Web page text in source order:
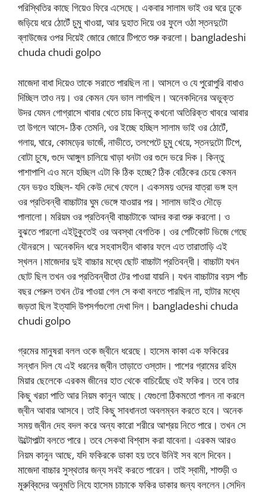
পরিস্থিতির কাছে গিয়েও ফিরে এসেছে। একবার সালাম ভাই ওর ঘরে ঢুকে
জড়িয়ে ধরে ঠোটেঁ চুমু খাওয়া, আর দুহাত দিয়ে ওর ফুলে ওঠা স্তনদুটো
ব্লাউজের ওপর দিয়েই জোরে জোরে টিপতে শুরু করলো। bangladeshi
chuda chudi golpo
মাজেদা বাধা দিয়েও তাকে সরাতে পারছিল না। আসলে ও যে পুরোপুরি বাধাও
দিচ্ছিল তাও নয়। ওর কেমন যেন ভাল লাগছিল। অনেকদিনের অভুক্ত
উদর যেমন গোগ্রাসে খাবার খেতে চায় কিন্তু কখনো অতিরিক্ত খাবরে আবার
তা উগলে আসে- ঠিক তেমনি, ওর ইচ্ছে হচ্ছিল সালাম ভাই ওর ঠোটেঁ,
গলায়, ঘারে, কোমড়ের ভাজেঁ, নাভীতে, তলপেটে চুমু খেয়ে, স্তনদুটো টিপে,
বোটা চুষে, গুদে আঙ্গুল চালিয়ে খাড়া ধনটা ওর গুদে ভরে দিক। কিন্তু
পাশাপাশি এও মনে হচ্ছিল এটা কি ঠিক হচ্ছে? ঠিক বেঠিকের চেয়ে কেমন
যেন ভয়ও হচ্ছিল- যদি কেউ দেখে ফেলে। একসময় ওদের যাত্রা ভঙ্গ হল
ওর প্রতিবন্ধী বাচ্চাটার ঘুম ভেঙ্গে যাওয়ার পর। সালাম ভাইও দৌড়ে
পালালো। মরিয়ম ওর প্রতিবন্ধী বাচ্চাটাকে আদর করা শুরু করলো। ও
বুঝতে পারলো এইটুকুতেই ওর অবস্থা বেগতিক। ওর পেটিকোট ভিজে গেছে
যৌনরসে। অনেকদিন ধরে সহবাসহীন থাকার ফলে এত তারাতাড়ি এই
স্খলন।মাজেদার দুই বাচ্চার মধ্যে ছোট বাচ্চাটা প্রতিবন্ধী। বাচ্চাটা যখন
ছোট ছিল তখন ওর প্রতিবন্ধীতা টের পাওয়া যায়নি। যখন বাচ্চাটার বয়স পাঁচ
বছর পেরুল তখন টের পাওয়া গেল সে কথা বলতে পারছিল না, হাটার মধ্যে
জড়তা ছিল ইত্যাদি উপসর্গগুলো দেখা দিল। bangladeshi chuda
chudi golpo
গ্রমের মানুষরা বলল ওকে জ্বীনে ধরেছে। হাসেম কাকা এক ফকিরের
সন্ধান দিল যে এই ধরনের জ্বীন তাড়াতে ওস্তাদ। পাশের গ্রামের রহিম
মিয়ার ছেলেকে এরকম জীনের হাত থেকে বাচিয়েঁছে ওই ফকির। তবে তার
কিছু খরচা পাতি আর নিয়ম কানুন আছে। যেগুলো ঠিকমতো পালন না করলে
জ্বীন আবার আসবে। তাই কিছু সাবধানতা অবলম্বন করতে হবে। অনেক
সময় জ্বীন দেহ বদল করে অন্য কারো শরীরে আশ্রয় নিতে পারে। তখন সে
উল্টোপাল্টা বলতে পারে। তবে সেকথা বিশ্বাস করা যাবেনা। এরকম আরও
নিয়ম কানুন আছে, যদি ফকিরকে ডাকা হয় তবে উনিই সব বলে দিবেন।
মাজেদা বাচ্চার সুস্থতার জন্য সবই করতে পারেন। তাই স্বামী, শাশুড়ী ও
মুরুব্বিদের অনুমতি নিযে হাসেম চাচাকে ফকির ডাকার জন্য বললেন।সেদিন